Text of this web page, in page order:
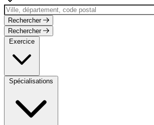
Rechercher
Rechercher
Exercice
Spécialisations